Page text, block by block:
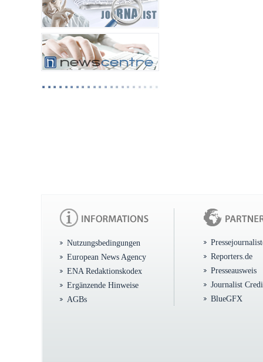
Nutzungsbedingungen
European News Agency
ENA Redaktionskodex
Ergänzende Hinweise
AGBs
Reporters.de
Presseausweis
Journalist
BlueGFX